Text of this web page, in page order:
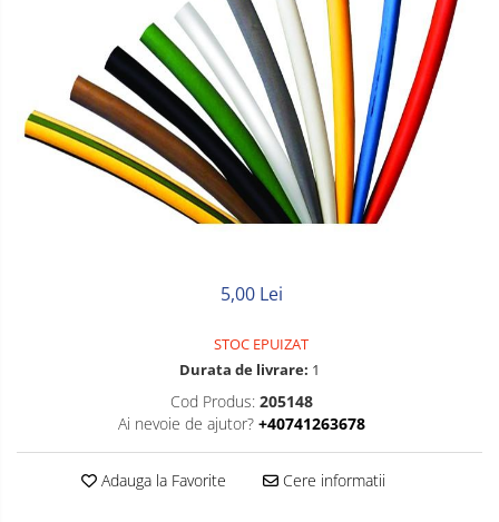
Siliconice
5,00 Lei
STOC EPUIZAT
Durata de livrare: 1
Cod Produs: 205148
Ai nevoie de ajutor? +40741263678
Adauga la Favorite Cere informatii